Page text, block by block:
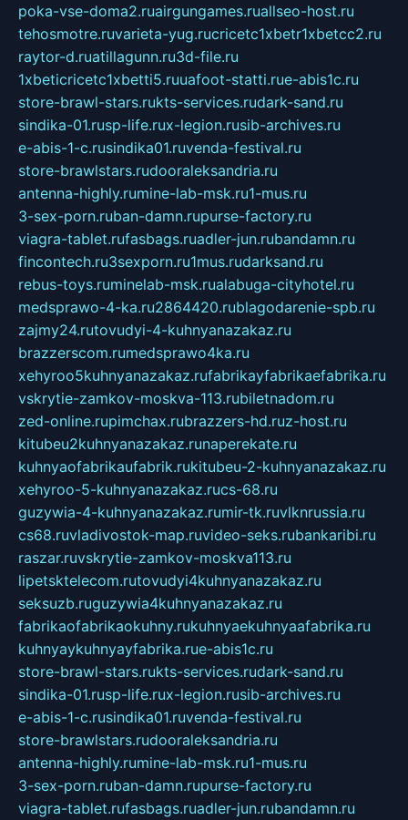
poka-vse-doma2.ruairgungames.ruallseo-host.ru
tehosmotre.ruvarieta-yug.rucricetc1xbetr1xbetcc2.ru
raytor-d.ruatillagunn.ru3d-file.ru
1xbeticricetc1xbetti5.ruuafoot-statti.rue-abis1c.ru
store-brawl-stars.rukts-services.rudark-sand.ru
sindika-01.rusp-life.rux-legion.rusib-archives.ru
e-abis-1-c.rusindika01.ruvenda-festival.ru
store-brawlstars.rudooraleksandria.ru
antenna-highly.rumine-lab-msk.ru1-mus.ru
3-sex-porn.ruban-damn.rupurse-factory.ru
viagra-tablet.rufasbags.ruadler-jun.rubandamn.ru
fincontech.ru3sexporn.ru1mus.rudarksand.ru
rebus-toys.ruminelab-msk.rualabuga-cityhotel.ru
medsprawo-4-ka.ru2864420.rublagodarenie-spb.ru
zajmy24.rutovudyi-4-kuhnyanazakaz.ru
brazzerscom.rumedsprawo4ka.ru
xehyroo5kuhnyanazakaz.rufabrikayfabrikaefabrika.ru
vskrytie-zamkov-moskva-113.rubiletnadom.ru
zed-online.rupimchax.rubrazzers-hd.ruz-host.ru
kitubeu2kuhnyanazakaz.runaperekate.ru
kuhnyaofabrikaufabrik.rukitubeu-2-kuhnyanazakaz.ru
xehyroo-5-kuhnyanazakaz.rucs-68.ru
guzywia-4-kuhnyanazakaz.rumir-tk.ruvlknrussia.ru
cs68.ruvladivostok-map.ruvideo-seks.rubankaribi.ru
raszar.ruvskrytie-zamkov-moskva113.ru
lipetsktelecom.rutovudyi4kuhnyanazakaz.ru
seksuzb.ruguzywia4kuhnyanazakaz.ru
fabrikaofabrikaokuhny.rukuhnyaekuhnyaafabrika.ru
kuhnyaykuhnyayfabrika.rue-abis1c.ru
store-brawl-stars.rukts-services.rudark-sand.ru
sindika-01.rusp-life.rux-legion.rusib-archives.ru
e-abis-1-c.rusindika01.ruvenda-festival.ru
store-brawlstars.rudooraleksandria.ru
antenna-highly.rumine-lab-msk.ru1-mus.ru
3-sex-porn.ruban-damn.rupurse-factory.ru
viagra-tablet.rufasbags.ruadler-jun.rubandamn.ru